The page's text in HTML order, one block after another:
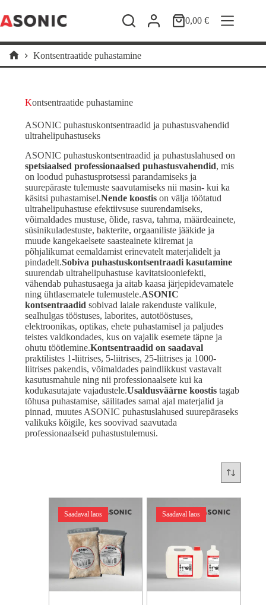
to
content
Shopping
0,00€
Home
Kontsentraatide puhastamine
Kontsentraatide puhastamine
ASONIC puhastuskontsentraadid ja puhastusvahendid
ultrahelipuhastuseks
ASONIC puhastuskontsentraadid ja puhastuslahused on
spetsiaalsed professionaalsed puhastusvahendid, mis
on loodud puhastusprotsessi parandamiseks ja
suurepäraste tulemuste saavutamiseks nii masin- kui ka
käsitsi puhastamisel.Nende koostison välja töötatud
ultrahelipuhastuse efektiivsuse suurendamiseks,
võimaldades mustuse, õlide, rasva, tahma, määrdeainete,
süsinikuladestuste, bakterite, orgaaniliste jääkide ja
muude kangekaelsete saasteainete kiiremat ja
põhjalikumat eemaldamist erinevatelt materjalidelt ja
pindadelt.Sobiva puhastuskontsentraadi kasutamine
suurendab ultrahelipuhastuse kavitatsiooniefekti,
vähendab puhastusaega ja aitab kaasa järjepidevamatele
ning ühtlasematele tulemustele.ASONIC
kontsentraadid sobivad laiale rakenduste valikule,
sealhulgas tööstuses, laborites, autotööstuses,
elektroonikas, optikas, ehete puhastamisel ja paljudes
teistes valdkondades, kus on vajalik esemete täpne ja
ohutu töötlemine.Kontsentraadid on saadaval
praktilistes 1-liitrises, 5-liitrises, 25-liitrises ja 1000-
liitrises pakendis, võimaldades paindlikkust vastavalt
kasutusmahule ning nii professionaalsete kui ka
kodukasutajate vajadustele.Usaldusväärne koostistagab
tõhusa puhastamise, säilitades samal ajal materjalid ja
pinnad, muutes ASONIC puhastuslahused suurepäraseks
valikuks kõigile, kes soovivad saavutada
professionaalseid puhastustulemusi.
Saadaval laos Saadaval laos